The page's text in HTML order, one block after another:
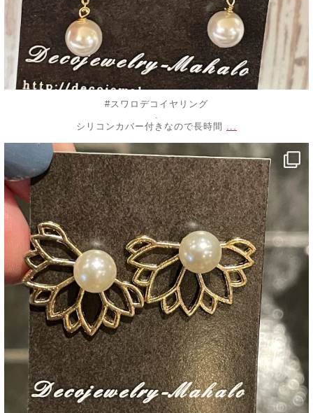
#スワロデコイヤリング
.
シリコンカバー付きなので長時間
decojewelrymahalo
7月 25